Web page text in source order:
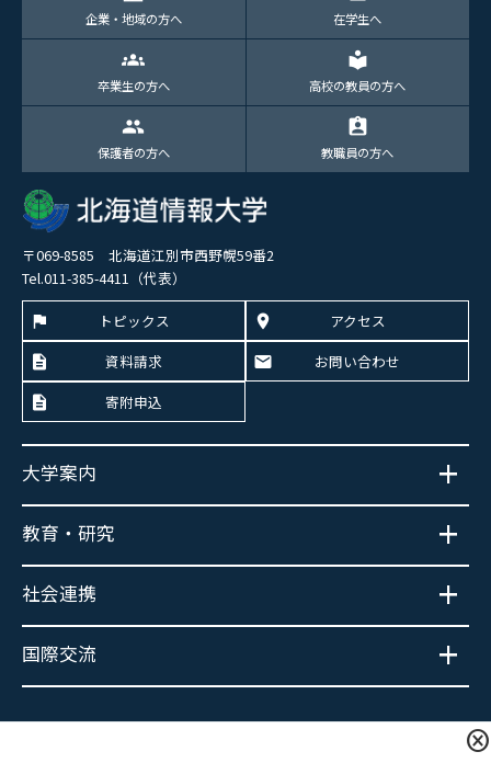
cancel
企業・地域の方へ 在学生へ
groups
卒業生の方へ
local_library
高校の教員の方へ
group
保護者の方へ
assignment_ind
教職員の方へ
〒069-8585 北海道江別市西野幌59番2
Tel.011-385-4411（代表）
トピックス
アクセス
資料請求
お問い合わせ
寄附申込
大学案内
教育・研究
社会連携
国際交流